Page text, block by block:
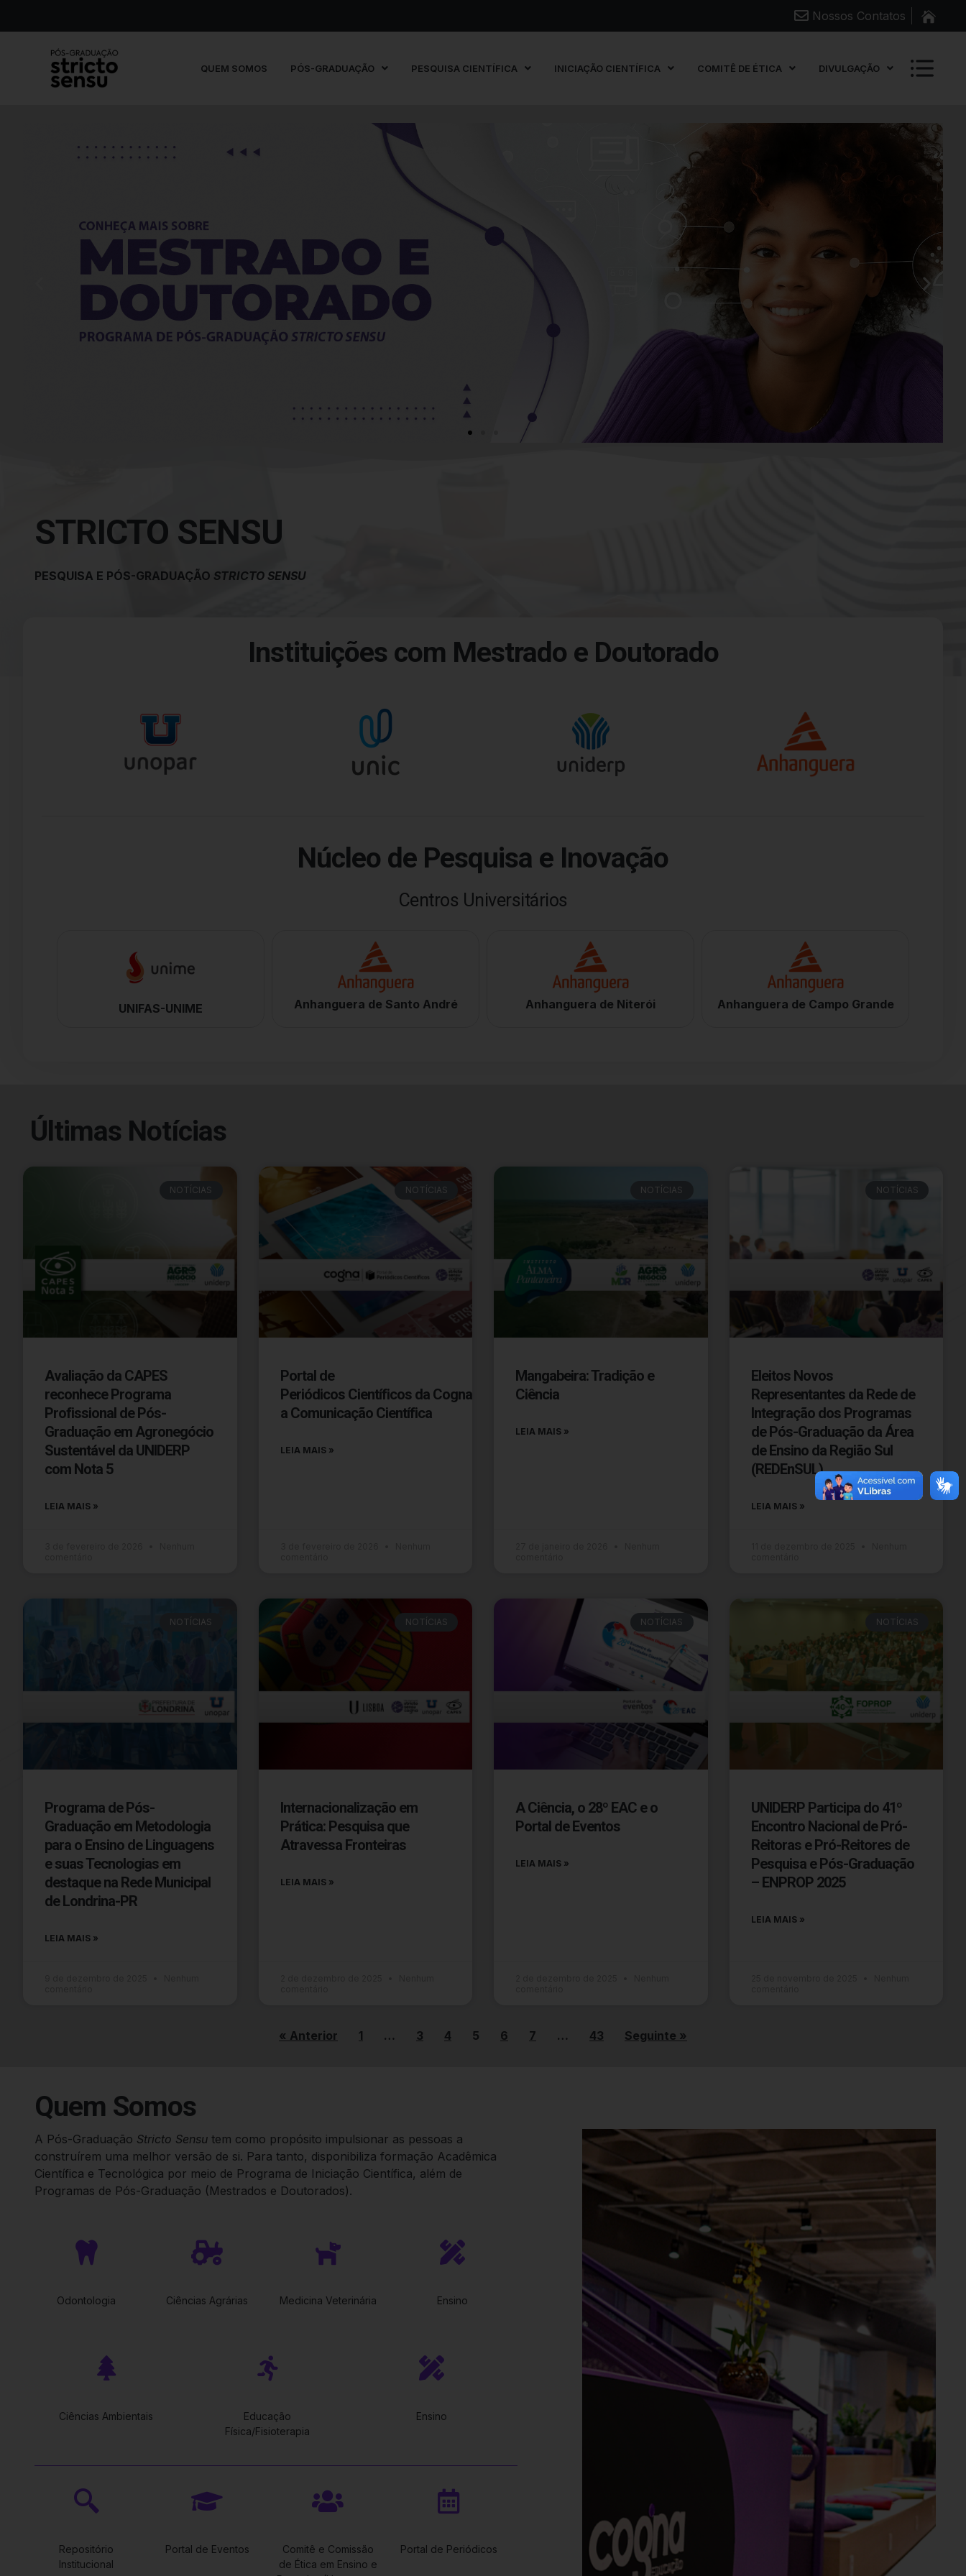
Nossos Contatos
QUEM SOMOS PÓS-GRADUAÇÃO PESQUISA CIENTÍFICA INICIAÇÃO CIENTÍFICA COMITÊ DE ÉTICA DIVULGAÇÃO
STRICTO SENSU
PESQUISA E PÓS-GRADUAÇÃO STRICTO SENSU
Instituições com Mestrado e Doutorado
Núcleo de Pesquisa e Inovação
Centros Universitários
UNIFAS-UNIME Anhanguera de Santo André Anhanguera de Niterói Anhanguera de Campo Grande
Últimas Notícias
NOTÍCIAS
Avaliação da CAPES
reconhece Programa
Profissional de Pós-
Graduação em Agronegócio
Sustentável da UNIDERP
com Nota 5
LEIA MAIS »
NOTÍCIAS
Portal de
Periódicos Científicos da Cogna Destaca
a Comunicação Científica
LEIA MAIS »
NOTÍCIAS
Mangabeira: Tradição e
Ciência
LEIA MAIS »
NOTÍCIAS
Eleitos Novos
Representantes da Rede de
Integração dos Programas
de Pós-Graduação da Área
de Ensino da Região Sul
(REDEnSUL)
LEIA MAIS »
NOTÍCIAS
Programa de Pós-
Graduação em Metodologia
para o Ensino de Linguagens
e suas Tecnologias em
destaque na Rede Municipal
de Londrina-PR
LEIA MAIS »
NOTÍCIAS
Internacionalização em
Prática: Pesquisa que
Atravessa Fronteiras
LEIA MAIS »
NOTÍCIAS
A Ciência, o 28º EAC e o
Portal de Eventos
LEIA MAIS »
NOTÍCIAS
UNIDERP Participa do 41º
Encontro Nacional de Pró-
Reitoras e Pró-Reitores de
Pesquisa e Pós-Graduação
– ENPROP 2025
LEIA MAIS »
« Anterior 1 … 3 4 5 6 7 … 43 Seguinte »
Quem Somos
A Pós-Graduação Stricto Sensu tem como propósito impulsionar as pessoas a
construírem uma melhor versão de si. Para tanto, disponibiliza formação Acadêmica
Científica e Tecnológica por meio de Programa de Iniciação Científica, além de
Programas de Pós-Graduação (Mestrados e Doutorados).
Odontologia Ciências Agrárias Medicina Veterinária Ensino
Ciências Ambientais
Educação
Física/Fisioterapia
Ensino
Repositório
Institucional
Portal de Eventos
Comitê e Comissão
de Ética em Ensino e
Portal de Periódicos